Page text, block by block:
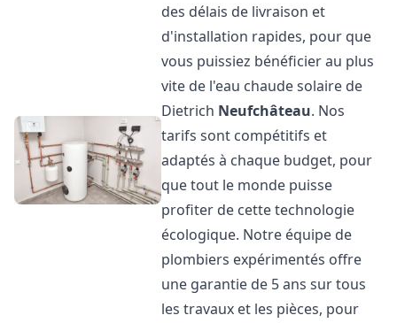
des délais de livraison et
d'installation rapides, pour que
vous puissiez bénéficier au plus
vite de l'eau chaude solaire de
Dietrich Neufchâteau. Nos
tarifs sont compétitifs et
adaptés à chaque budget, pour
que tout le monde puisse
profiter de cette technologie
écologique. Notre équipe de
plombiers expérimentés offre
une garantie de 5 ans sur tous
les travaux et les pièces, pour